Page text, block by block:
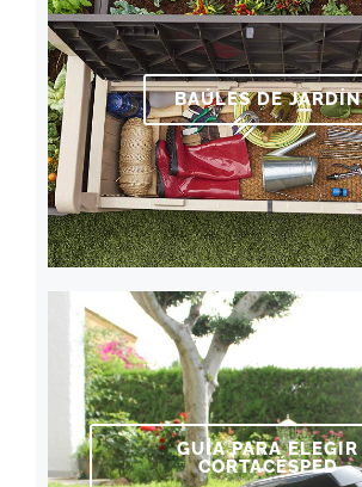
BAÚLES DE JARDÍN
GUÍA PARA ELEGIR
CORTACÉSPED